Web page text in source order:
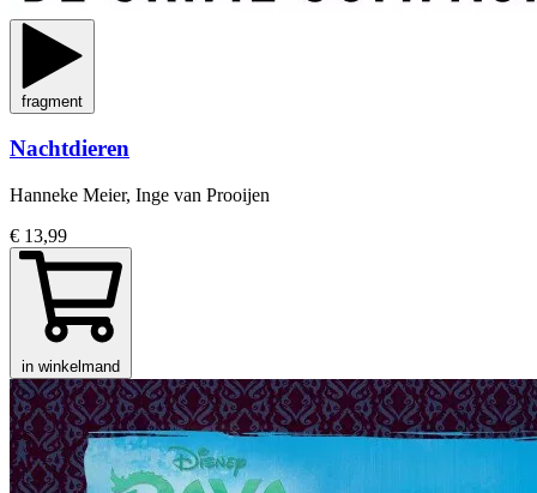
fragment
Nachtdieren
Hanneke Meier, Inge van Prooijen
€ 13,99
in winkelmand